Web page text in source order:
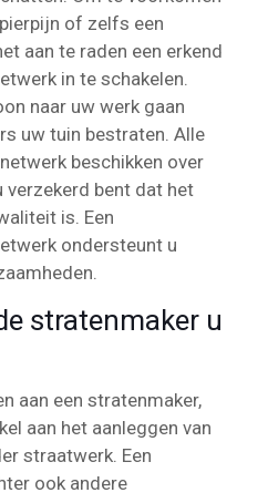
of zelfs een
aan te raden een erkend
in te schakelen.
naar uw werk gaan
uw tuin bestraten. Alle
beschikken over
verzekerd bent dat het
is. Een
ondersteunt u
stratenmaker u
aan een stratenmaker,
aan het aanleggen van
straatwerk. Een
ook andere